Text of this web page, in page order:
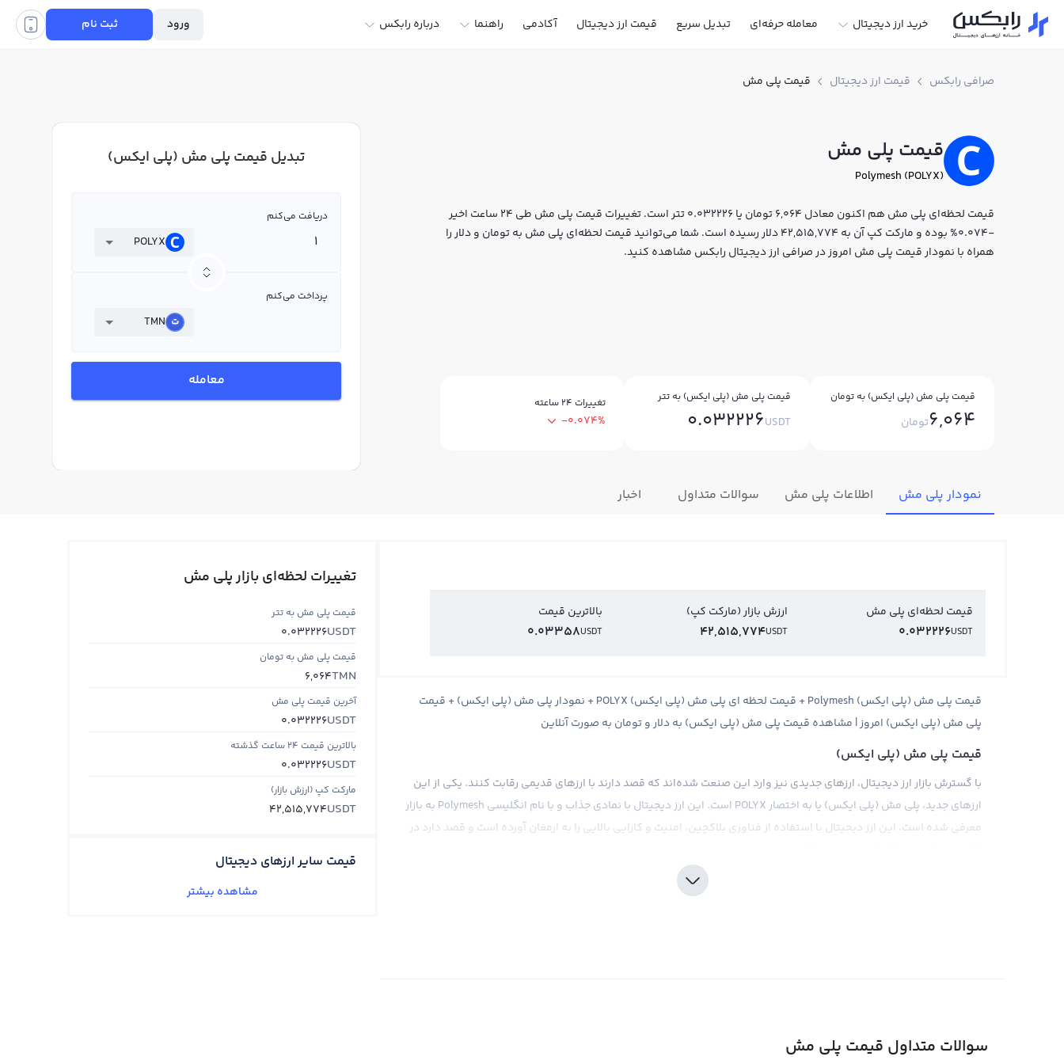
خرید ارز دیجیتال معامله حرفه‌ای تبدیل سریع قیمت ارز دیجیتال آکادمی راهنما درباره رابکس ورود ثبت نام
صرافی رابکس قیمت ارز دیجیتال قیمت پلی مش
قیمت پلی مش
Polymesh (POLYX)
قیمت لحظه‌ای پلی مش هم اکنون معادل 6,064 تومان یا 0.032226 تتر است. تغییرات قیمت پلی مش طی 24 ساعت اخیر
-0.074% بوده و مارکت کپ آن به 42,515,774 دلار رسیده است. شما می‌توانید قیمت لحظه‌ای پلی مش به تومان و دلار را
همراه با نمودار قیمت پلی مش امروز در صرافی ارز دیجیتال رابکس مشاهده کنید.
قیمت پلی مش (پلی ایکس) به تومان
6,064تومان
قیمت پلی مش (پلی ایکس) به تتر
0.032226USDT
تغییرات ۲۴ ساعته
-0.074%
تبدیل قیمت پلی مش (پلی ایکس)
دریافت می‌کنم
POLYX
پرداخت می‌کنم
TMN
معامله
نمودار پلی مش اطلاعات پلی مش سوالات متداول اخبار
قیمت لحظه‌ای پلی مش
USDT
0.032226
ارزش بازار (مارکت کپ)
USDT
42,515,774
بالاترین قیمت
USDT
0.03358
قیمت پلی مش (پلی ایکس) Polymesh + قیمت لحظه ای پلی مش (پلی ایکس) POLYX + نمودار پلی مش (پلی ایکس) + قیمت
پلی مش (پلی ایکس) امروز | مشاهده قیمت پلی مش (پلی ایکس) به دلار و تومان به صورت آنلاین
قیمت پلی مش (پلی ایکس)
با گسترش بازار ارز دیجیتال، ارزهای جدیدی نیز وارد این صنعت شده‌اند که قصد دارند با ارزهای قدیمی رقابت کنند. یکی از این
ارزهای جدید، پلی مش (پلی ایکس) یا به اختصار POLYX است. این ارز دیجیتال با نمادی جذاب و با نام انگلیسی Polymesh به بازار
معرفی شده است. این ارز دیجیتال با استفاده از فناوری بلاکچین، امنیت و کارایی بالایی را به ارمغان آورده است و قصد دارد در
هر چند که این ارز با سرمایه‌گذاری و تجارت متقاضیان بسیاری را به خود جلب کرده است، اما قیمت آن نیز تحت تأثیر عرضه و
قیمت لحظه ای پلی مش (پلی ایکس) حاصل خرید و فروش لحظه ای پلی مش (پلی ایکس) در صرافی‌های ارز دیجیتال است و
سوالات متداول قیمت پلی مش
تغییرات لحظه‌ای بازار پلی مش
قیمت پلی مش به تتر
USDT
0.032226
قیمت پلی مش به تومان
TMN
6,064
آخرین قیمت پلی مش
USDT
0.032226
بالاترین قیمت ۲۴ ساعت گذشته
USDT
0.032226
مارکت کپ (ارزش بازار)
USDT
42,515,774
قیمت سایر ارزهای دیجیتال
مشاهده بیشتر